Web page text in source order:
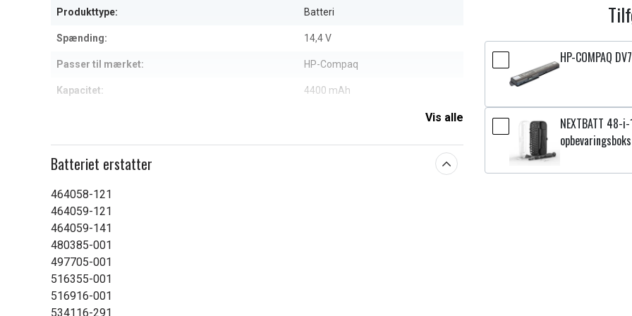
Produkttype: Batteri
Spænding: 14,4 V
Passer til mærket: HP-Compaq
Kapacitet: 4400 mAh
Vis alle
Batteriet erstatter
464058-121
464059-121
464059-141
480385-001
497705-001
516355-001
516916-001
534116-291
HP-COMPAQ
NEXTBATT
opbevaringsboks